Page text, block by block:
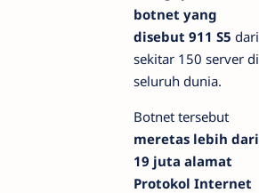
botnet yang
disebut 911 S5 dari
sekitar 150 server di
seluruh dunia.
Botnet tersebut
meretas lebih dari
19 juta alamat
Protokol Internet